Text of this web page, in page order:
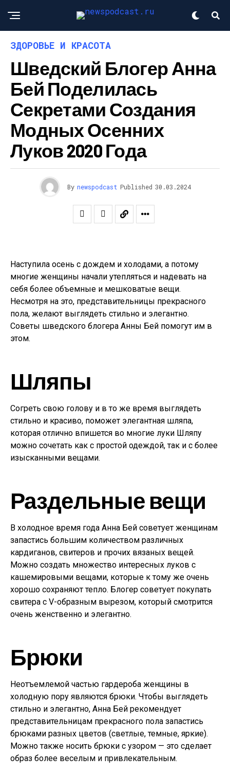
ЗДОРОВЬЕ И КРАСОТА
Шведский Блогер Анна
Бей Поделилась
Секретами Создания
Модных Осенних
Луков 2020 Года
By newspodcast Published 30.03.2024
Наступила осень с дождем и холодами, а потому
многие женщины начали утепляться и надевать на
себя более объемные и мешковатые вещи.
Несмотря на это, представительницы прекрасного
пола, желают выглядеть стильно и элегантно.
Советы шведского блогера Анны Бей помогут им в
этом.
Шляпы
Согреть свою голову и в то же время выглядеть
стильно и красиво, поможет элегантная шляпа,
которая отлично впишется во многие луки Шляпу
можно сочетать как с простой одеждой, так и с более
изысканными вещами.
Раздельные вещи
В холодное время года Анна Бей советует женщинам
запастись большим количеством различных
кардиганов, свитеров и прочих вязаных вещей.
Можно создать множество интересных луков с
кашемировыми вещами, которые к тому же очень
хорошо сохраняют тепло. Блогер советует покупать
свитера с V-образным вырезом, который смотрится
очень женственно и элегантно.
Брюки
Неотъемлемой частью гардероба женщины в
холодную пору являются брюки. Чтобы выглядеть
стильно и элегантно, Анна Бей рекомендует
представительницам прекрасного пола запастись
брюками разных цветов (светлые, темные, яркие).
Можно также носить брюки с узором — это сделает
образ более веселым и привлекательным.